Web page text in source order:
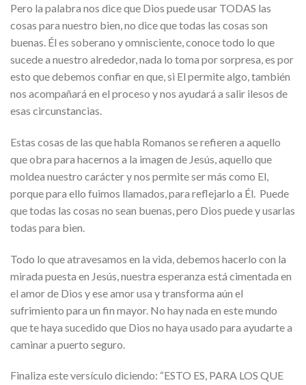
Pero la palabra nos dice que Dios puede usar TODAS las
cosas para nuestro bien, no dice que todas las cosas son
buenas. Él es soberano y omnisciente, conoce todo lo que
sucede a nuestro alrededor, nada lo toma por sorpresa, es por
esto que debemos confiar en que, si El permite algo, también
nos acompañará en el proceso y nos ayudará a salir ilesos de
esas circunstancias.
Estas cosas de las que habla Romanos se refieren a aquello
que obra para hacernos a la imagen de Jesús, aquello que
moldea nuestro carácter y nos permite ser más como El,
porque para ello fuimos llamados, para reflejarlo a Él. Puede
que todas las cosas no sean buenas, pero Dios puede y usarlas
todas para bien.
Todo lo que atravesamos en la vida, debemos hacerlo con la
mirada puesta en Jesús, nuestra esperanza está cimentada en
el amor de Dios y ese amor usa y transforma aún el
sufrimiento para un fin mayor. No hay nada en este mundo
que te haya sucedido que Dios no haya usado para ayudarte a
caminar a puerto seguro.
Finaliza este versículo diciendo: “ESTO ES, PARA LOS QUE